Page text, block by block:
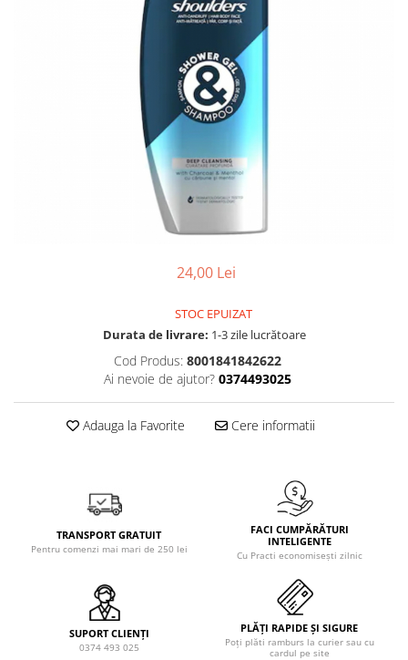
Detergent pardoseala
Folie aluminiu,folie alimentara
Indepartarea parului
Produse pentru curatarea tenului
Sapun lichid, sapun
24,00 Lei
STOC EPUIZAT
Durata de livrare: 1-3 zile lucrătoare
Cod Produs: 8001841842622
Ai nevoie de ajutor? 0374493025
Adauga la Favorite Cere informatii
TRANSPORT GRATUIT
Pentru comenzi mai mari de 250 lei
FACI CUMPĂRĂTURI
INTELIGENTE
Cu Practi economisești zilnic
SUPORT CLIENȚI
0374 493 025
PLĂȚI RAPIDE ȘI SIGURE
Poți plăti ramburs la curier sau cu
cardul pe site